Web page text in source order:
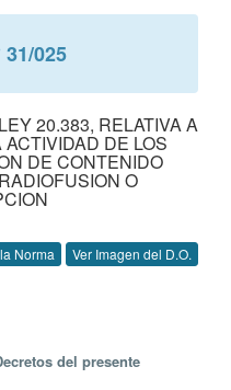
31/025
20.383, RELATIVA A
DE LOS
DE CONTENIDO
O
Norma Ver Imagen del D.O.
del presente